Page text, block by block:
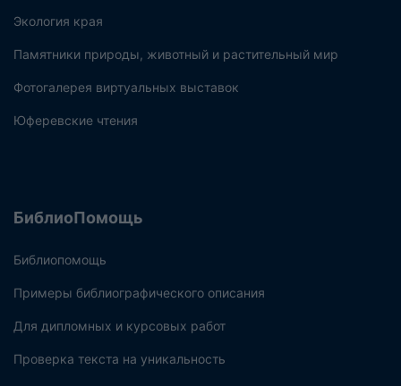
Экология края
Памятники природы, животный и растительный мир
Фотогалерея виртуальных выставок
Юферевские чтения
БиблиоПомощь
Библиопомощь
Примеры библиографического описания
Для дипломных и курсовых работ
Проверка текста на уникальность